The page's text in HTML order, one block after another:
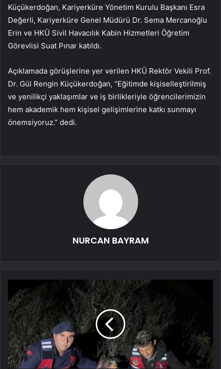
Küçükerdoğan, Kariyerküre Yönetim Kurulu Başkanı Esra
Değerli, Kariyerküre Genel Müdürü Dr. Sema Mercanoğlu
Erin ve HKÜ Sivil Havacılık Kabin Hizmetleri Öğretim
Görevlisi Suat Pınar katıldı.
Açıklamada görüşlerine yer verilen HKÜ Rektör Vekili Prof.
Dr. Gül Rengin Küçükerdoğan, “Eğitimde kişiselleştirilmiş
ve yenilikçi yaklaşımlar ve iş birlikleriyle öğrencilerimizin
hem akademik hem kişisel gelişimlerine katkı sunmayı
önemsiyoruz.” dedi.
NURCAN BAYRAM